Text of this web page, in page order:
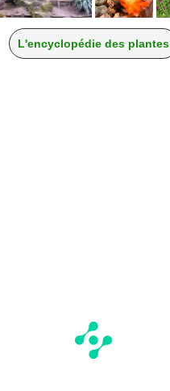
L'encyclopédie des plantes